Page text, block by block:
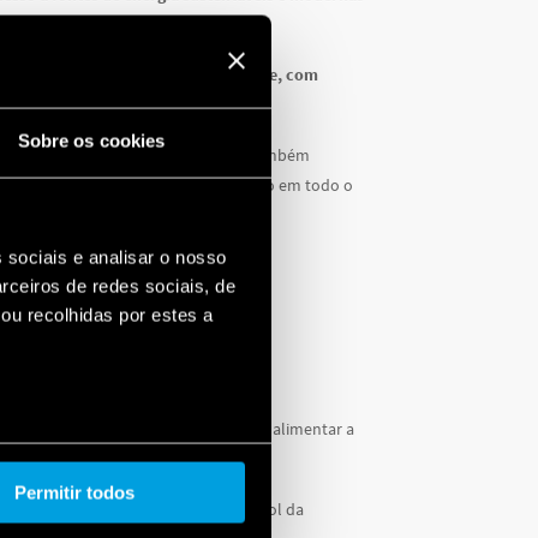
Sobre os cookies
sociais e analisar o nosso
de redes sociais, de
recolhidas por estes a
Permitir todos
vivenciem uma nova realidade, com
o HV (hidrogênio verde), que também
que atualmente está em andamento em todo o
e carregadores de bateria solar, para alimentar a
esforços em uma campanha em prol da